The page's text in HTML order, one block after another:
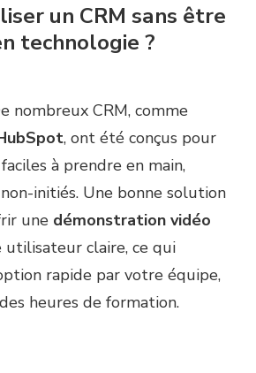
un CRM sans être
technologie ?
nombreux CRM, comme
, ont été conçus pour
à prendre en main,
initiés. Une bonne solution
une démonstration vidéo
claire, ce qui
rapide par votre équipe,
heures de formation.